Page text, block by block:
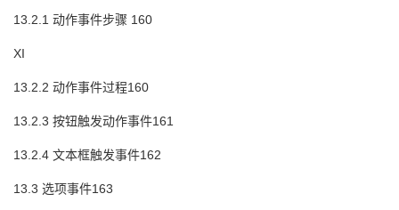
13.2.1 动作事件步骤 160
XI
13.2.2 动作事件过程160
13.2.3 按钮触发动作事件161
13.2.4 文本框触发事件162
13.3 选项事件163